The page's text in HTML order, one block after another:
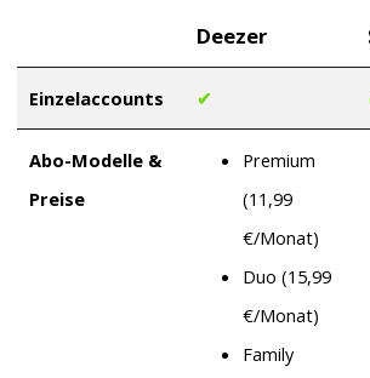
Deezer
Einzelaccounts ✔
Abo-Modelle &
Preise
Premium
(11,99
€/Monat)
Duo (15,99
€/Monat)
Family